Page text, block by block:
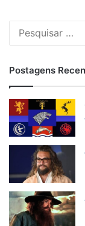
Postagens